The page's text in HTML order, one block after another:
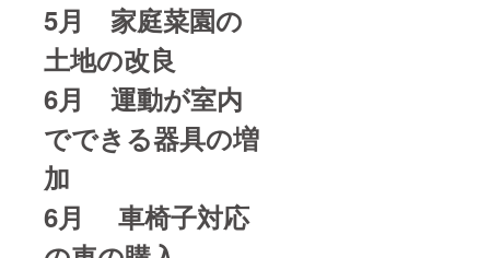
5月 家庭菜園の
土地の改良
6月 運動が室内
でできる器具の増
加
6月 車椅子対応